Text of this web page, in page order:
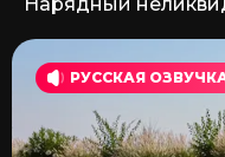
РУССКАЯ